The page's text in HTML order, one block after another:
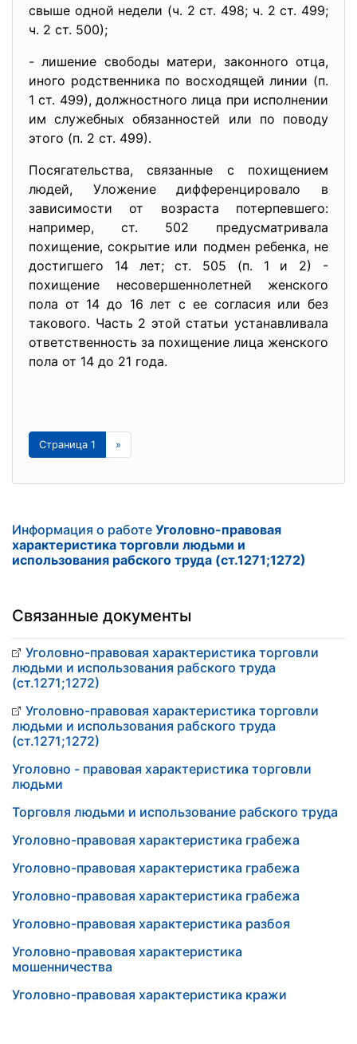
свыше одной недели (ч. 2 ст. 498; ч. 2 ст. 499;
ч. 2 ст. 500);
- лишение свободы матери, законного отца,
иного родственника по восходящей линии (п.
1 ст. 499), должностного лица при исполнении
им служебных обязанностей или по поводу
этого (п. 2 ст. 499).
Посягательства, связанные с похищением
людей, Уложение дифференцировало в
зависимости от возраста потерпевшего:
например, ст. 502 предусматривала
похищение, сокрытие или подмен ребенка, не
достигшего 14 лет; ст. 505 (п. 1 и 2) -
похищение несовершеннолетней женского
пола от 14 до 16 лет с ее согласия или без
такового. Часть 2 этой статьи устанавливала
ответственность за похищение лица женского
пола от 14 до 21 года.
Страница 1 »
Информация о работе Уголовно-правовая
характеристика торговли людьми и
использования рабского труда (ст.1271;1272)
Связанные документы
Уголовно-правовая характеристика торговли
людьми и использования рабского труда
(ст.1271;1272)
Уголовно-правовая характеристика торговли
людьми и использования рабского труда
(ст.1271;1272)
Уголовно - правовая характеристика торговли
людьми
Торговля людьми и использование рабского труда
Уголовно-правовая характеристика грабежа
Уголовно-правовая характеристика грабежа
Уголовно-правовая характеристика грабежа
Уголовно-правовая характеристика разбоя
Уголовно-правовая характеристика
мошенничества
Уголовно-правовая характеристика кражи